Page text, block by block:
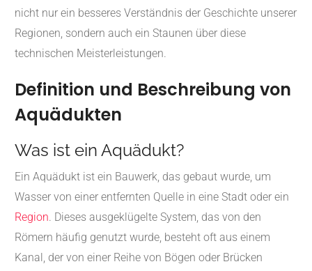
nicht nur ein besseres Verständnis der Geschichte unserer
Regionen, sondern auch ein Staunen über diese
technischen Meisterleistungen.
Definition und Beschreibung von
Aquädukten
Was ist ein Aquädukt?
Ein Aquädukt ist ein Bauwerk, das gebaut wurde, um
Wasser von einer entfernten Quelle in eine Stadt oder ein
Region . Dieses ausgeklügelte System, das von den
Römern häufig genutzt wurde, besteht oft aus einem
Kanal, der von einer Reihe von Bögen oder Brücken